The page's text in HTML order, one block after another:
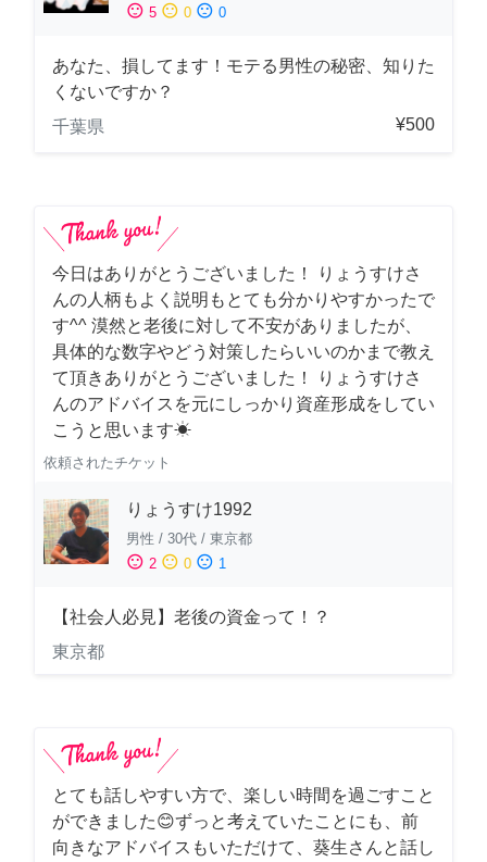
sentiment_satisfied 5 sentiment_neutral 0 sentiment_dissatisfied 0
あなた、損してます！モテる男性の秘密、知りた
くないですか？
千葉県
¥500
今日はありがとうございました！ りょうすけさ
んの人柄もよく説明もとても分かりやすかったで
す^^ 漠然と老後に対して不安がありましたが、
具体的な数字やどう対策したらいいのかまで教え
て頂きありがとうございました！ りょうすけさ
んのアドバイスを元にしっかり資産形成をしてい
こうと思います☀︎
依頼されたチケット
りょうすけ1992
男性 / 30代 / 東京都
sentiment_satisfied 2 sentiment_neutral 0 sentiment_dissatisfied 1
【社会人必見】老後の資金って！？
東京都
とても話しやすい方で、楽しい時間を過ごすこと
ができました😊ずっと考えていたことにも、前
向きなアドバイスもいただけて、葵生さんと話し